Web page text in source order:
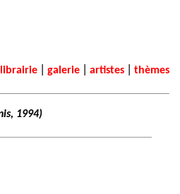
librairie galerie artistes thèmes
1994)